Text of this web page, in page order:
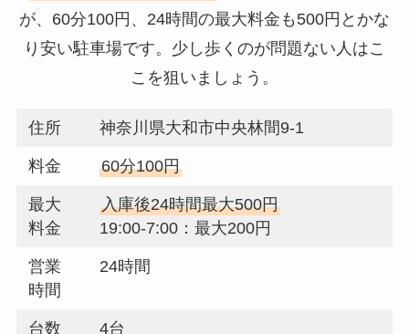
が、60分100円、24時間の最大料金も500円とかな
り安い駐車場です。少し歩くのが問題ない人はこ
こを狙いましょう。
住所 神奈川県大和市中央林間9-1
料金 60分100円
最大
料金
入庫後24時間最大500円
19:00-7:00：最大200円
営業
時間
24時間
台数 4台